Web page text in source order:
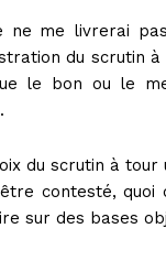
ne me livrerai
du scrutin à
le bon ou le
du scrutin à tour
contesté, quoi
sur des bases